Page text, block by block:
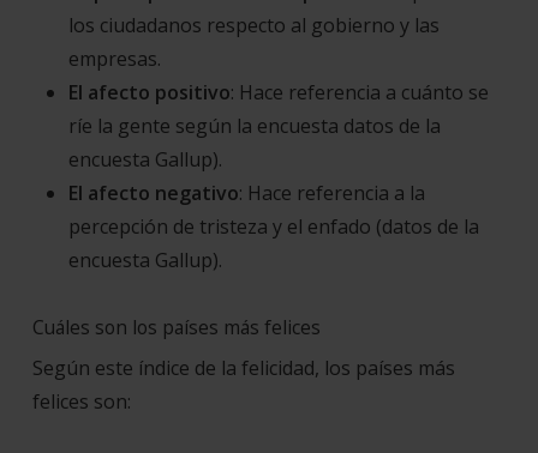
los ciudadanos respecto al gobierno y las
empresas.
El afecto positivo: Hace referencia a cuánto se
ríe la gente según la encuesta datos de la
encuesta Gallup).
El afecto negativo: Hace referencia a la
percepción de tristeza y el enfado (datos de la
encuesta Gallup).
Cuáles son los países más felices
Según este índice de la felicidad, los países más
felices son: